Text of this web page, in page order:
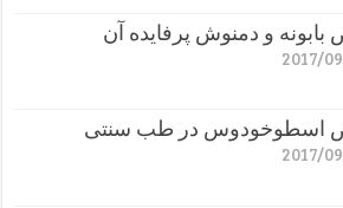
و دمنوش پرفایده آن
2017/
اسطوخودوس در طب سنتی
2017/